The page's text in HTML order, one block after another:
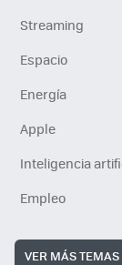
Streaming
Espacio
Energía
Apple
Inteligencia
Empleo
VER MÁS TEMAS